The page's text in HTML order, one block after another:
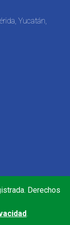
Yucatán,
Derechos
.